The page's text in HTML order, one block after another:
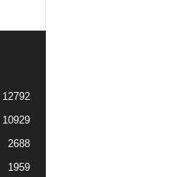
12792
10929
2688
1959